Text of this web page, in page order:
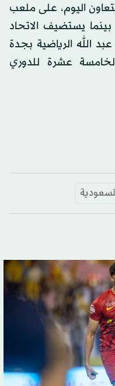
اليوم، على ملعب
يستضيف الاتحاد
الله الرياضية بجدة
عشرة للدوري